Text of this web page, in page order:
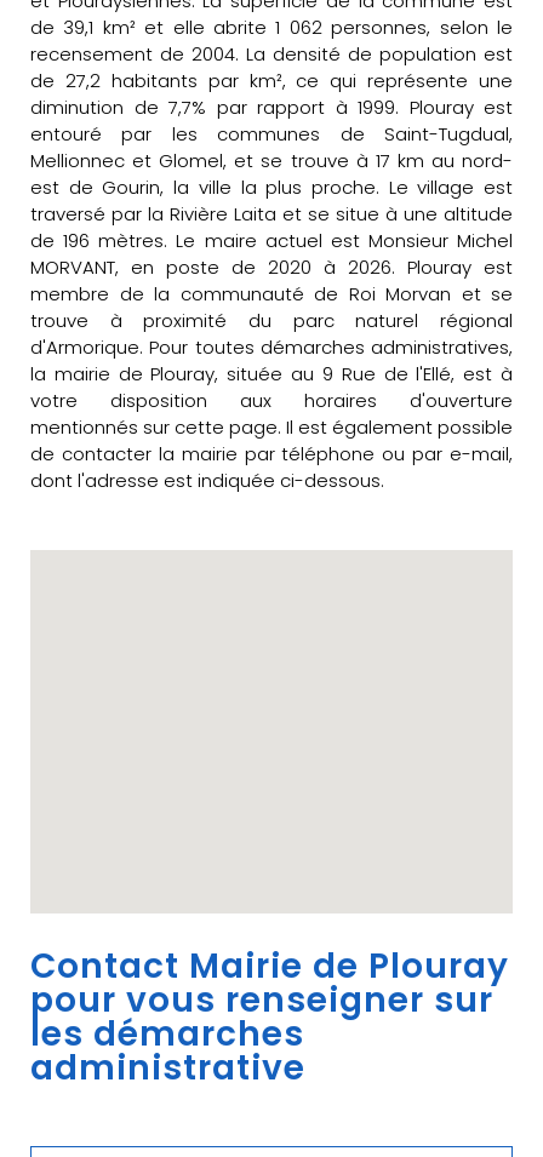
de 39,1 km² et elle abrite 1 062 personnes, selon le
recensement de 2004. La densité de population est
de 27,2 habitants par km², ce qui représente une
diminution de 7,7% par rapport à 1999. Plouray est
entouré par les communes de Saint-Tugdual,
Mellionnec et Glomel, et se trouve à 17 km au nord-
est de Gourin, la ville la plus proche. Le village est
traversé par la Rivière Laita et se situe à une altitude
de 196 mètres. Le maire actuel est Monsieur Michel
MORVANT, en poste de 2020 à 2026. Plouray est
membre de la communauté de Roi Morvan et se
trouve à proximité du parc naturel régional
d'Armorique. Pour toutes démarches administratives,
la mairie de Plouray, située au 9 Rue de l'Ellé, est à
votre disposition aux horaires d'ouverture
mentionnés sur cette page. Il est également possible
de contacter la mairie par téléphone ou par e-mail,
dont l'adresse est indiquée ci-dessous.
Contact Mairie de Plouray
pour vous renseigner sur
les démarches
administrative